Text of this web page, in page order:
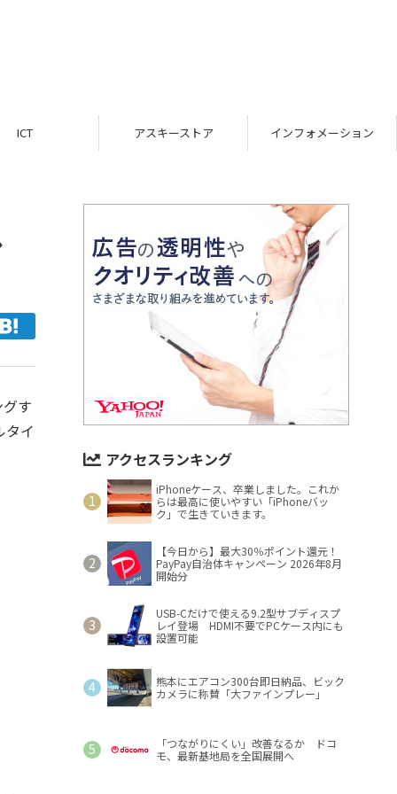
ICT アスキーストア インフォメーション
す
タイ
アクセスランキング
iPhoneケース、卒業しました。これか
らは最高に使いやすい「iPhoneバッ
ク」で生きていきます。
【今日から】最大30％ポイント還元！
PayPay自治体キャンペーン 2026年8月
開始分
USB-Cだけで使える9.2型サブディスプ
レイ登場 HDMI不要でPCケース内にも
設置可能
熊本にエアコン300台即日納品、ビック
カメラに称賛「大ファインプレー」
「つながりにくい」改善なるか ドコ
モ、最新基地局を全国展開へ